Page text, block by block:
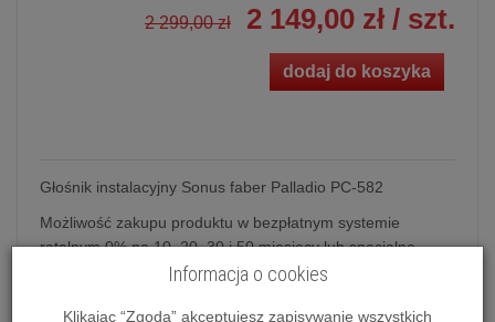
2 299,00 zł 2 149,00 zł / szt.
dodaj do koszyka
Głośnik instalacyjny Sonus faber Palladio PC-582
Możliwość zakupu produktu w bezpłatnym systemie
ratalnym 0% na 10, 20, 30 i 50 miesięcy lub specjalna
Informacja o cookies
Klikając “Zgoda” akceptujesz zapisywanie wszystkich